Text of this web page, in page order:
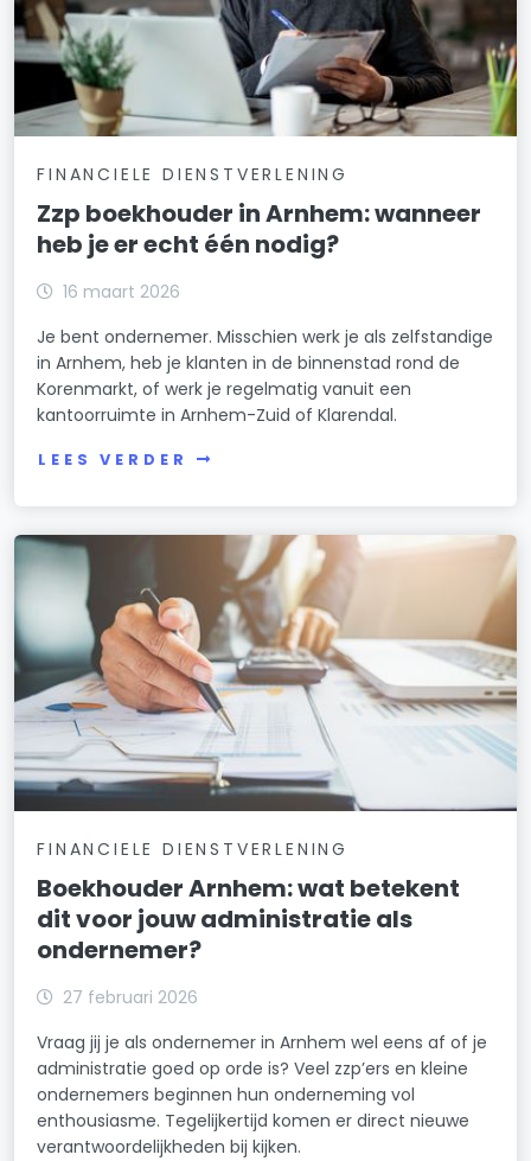
FINANCIELE DIENSTVERLENING
Zzp boekhouder in Arnhem: wanneer
heb je er echt één nodig?
16 maart 2026
Je bent ondernemer. Misschien werk je als zelfstandige
in Arnhem, heb je klanten in de binnenstad rond de
Korenmarkt, of werk je regelmatig vanuit een
kantoorruimte in Arnhem-Zuid of Klarendal.
LEES VERDER
FINANCIELE DIENSTVERLENING
Boekhouder Arnhem: wat betekent
dit voor jouw administratie als
ondernemer?
27 februari 2026
Vraag jij je als ondernemer in Arnhem wel eens af of je
administratie goed op orde is? Veel zzp’ers en kleine
ondernemers beginnen hun onderneming vol
enthousiasme. Tegelijkertijd komen er direct nieuwe
verantwoordelijkheden bij kijken.